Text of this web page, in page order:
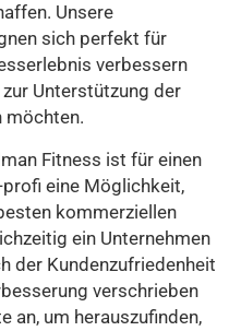
Unsere
sich perfekt für
verbessern
Unterstützung der
möchten.
Fitness ist für einen
eine Möglichkeit,
kommerziellen
ein Unternehmen
der Kundenzufriedenheit
verschrieben
an, um herauszufinden,